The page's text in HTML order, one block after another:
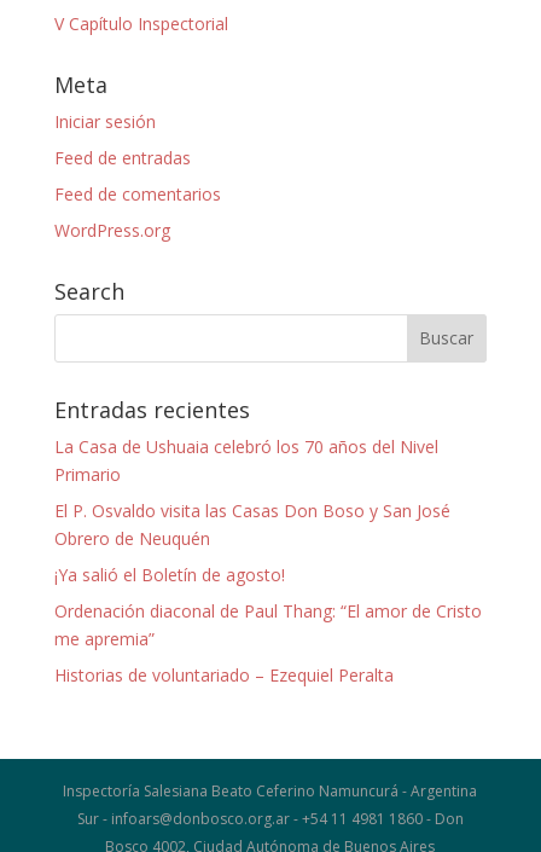
V Capítulo Inspectorial
Meta
Iniciar sesión
Feed de entradas
Feed de comentarios
WordPress.org
Search
Entradas recientes
La Casa de Ushuaia celebró los 70 años del Nivel
Primario
El P. Osvaldo visita las Casas Don Boso y San José
Obrero de Neuquén
¡Ya salió el Boletín de agosto!
Ordenación diaconal de Paul Thang: “El amor de Cristo
me apremia”
Historias de voluntariado – Ezequiel Peralta
Inspectoría Salesiana Beato Ceferino Namuncurá - Argentina
Sur - infoars@donbosco.org.ar - +54 11 4981 1860 - Don
Bosco 4002, Ciudad Autónoma de Buenos Aires